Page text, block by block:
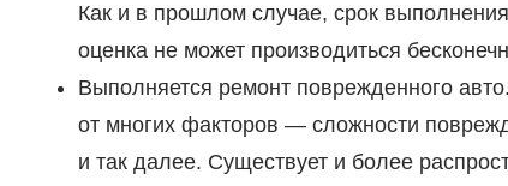
Как и в прошлом случае, срок
оценка не может производиться
Выполняется ремонт поврежденного
от многих факторов — сложности
и так далее. Существует и более